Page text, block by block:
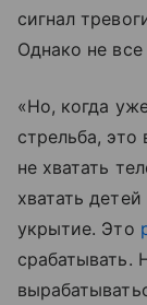
сигнал
Однако не
«Но, когда
стрельба, это
не хватать
хватать
укрытие. Это
срабатывать.